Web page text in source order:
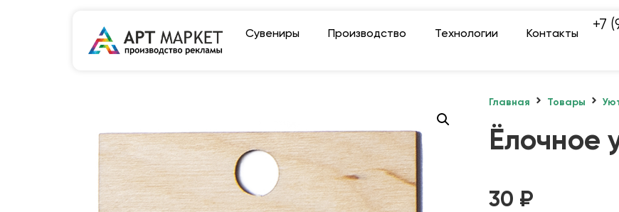
Сувениры Производство Технологии Контакты
+7
Главная Товары
Ёлочное
30 ₽